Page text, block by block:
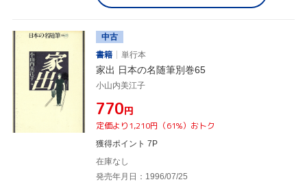
中古
書籍
単行本
家出 日本の名随筆別巻65
小山内美江子
¥770円
定価より1,210円（61%）おトク
獲得ポイント 7P
在庫なし
発売年月日：1996/07/25